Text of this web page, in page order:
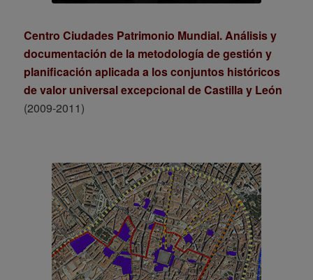
Centro Ciudades Patrimonio Mundial. Análisis y
documentación de la metodología de gestión y
planificación aplicada a los conjuntos históricos
de valor universal excepcional de Castilla y León
(2009-2011)